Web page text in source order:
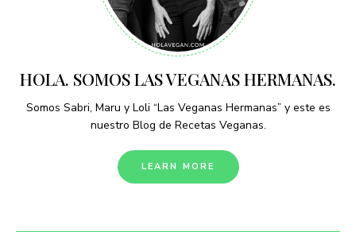
HOLA. SOMOS LAS VEGANAS HERMANAS.
Somos Sabri, Maru y Loli “Las Veganas Hermanas” y este es
nuestro Blog de Recetas Veganas.
LEARN MORE